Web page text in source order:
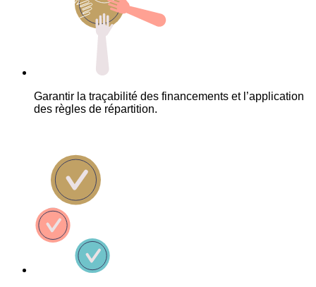
Garantir la traçabilité des financements et l’application
des règles de répartition.